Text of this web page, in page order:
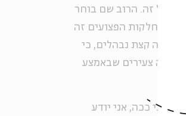
על זה. הרוב שם בוחר
אבל מחלקות הפצועים זה
קצת נבהלים, כי
חבר'ה צעירים שבאמצע
ככה, אני יודע